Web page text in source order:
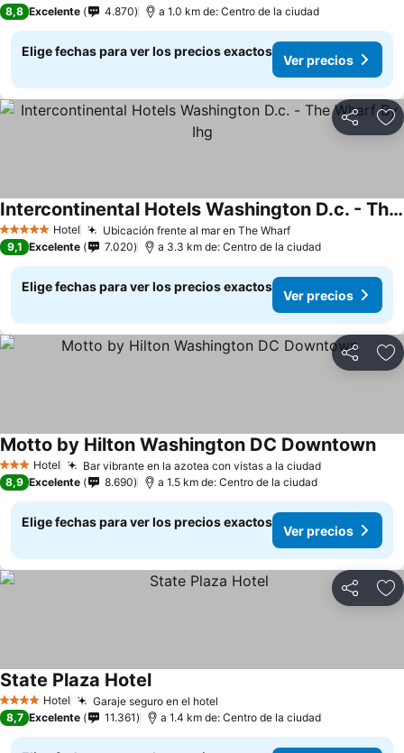
8,8 Excelente 4.870 a 1.0 km de: Centro de la ciudad
Elige fechas para ver los precios exactos
Ver precios
Compartir
5 Estrellas Hotel Ubicación frente al mar en The Wharf
Intercontinental Hotels Washington D.c. - The Wharf By Ihg
9,1 Excelente 7.020 a 3.3 km de: Centro de la ciudad
Elige fechas para ver los precios exactos
Ver precios
Compartir
3 Estrellas
Hotel Bar vibrante en la azotea con vistas a la ciudad
Motto by Hilton Washington DC Downtown
8,9 Excelente 8.690 a 1.5 km de: Centro de la ciudad
Elige fechas para ver los precios exactos
Ver precios
Compartir
4 EstrellasHotel Garaje seguro en el hotel
State Plaza Hotel
8,7 Excelente 11.361 a 1.4 km de: Centro de la ciudad